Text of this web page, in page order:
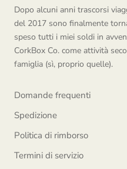
Dopo alcuni anni trascorsi
del 2017 sono finalmente
speso tutti i miei soldi in
CorkBox Co. come attività
famiglia (sì, proprio quelle).
Domande frequenti
Spedizione
Politica di rimborso
Termini di servizio